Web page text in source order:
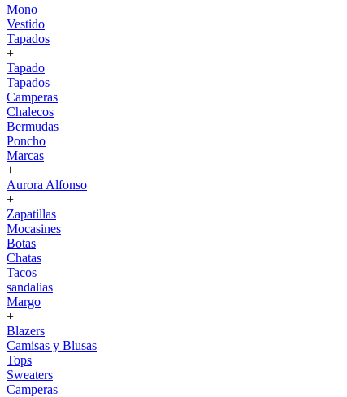
Mono
Vestido
Tapados
+
Tapado
Tapados
Camperas
Chalecos
Bermudas
Poncho
Marcas
+
Aurora Alfonso
+
Zapatillas
Mocasines
Botas
Chatas
Tacos
sandalias
Margo
+
Blazers
Camisas y Blusas
Tops
Sweaters
Camperas